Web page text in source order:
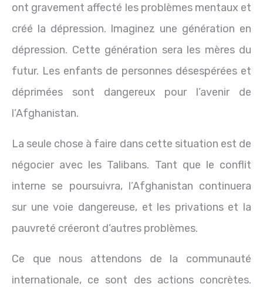
ont gravement affecté les problèmes mentaux et
créé la dépression. Imaginez une génération en
dépression. Cette génération sera les mères du
futur. Les enfants de personnes désespérées et
déprimées sont dangereux pour l’avenir de
l’Afghanistan.
La seule chose à faire dans cette situation est de
négocier avec les Talibans. Tant que le conflit
interne se poursuivra, l’Afghanistan continuera
sur une voie dangereuse, et les privations et la
pauvreté créeront d’autres problèmes.
Ce que nous attendons de la communauté
internationale, ce sont des actions concrètes.